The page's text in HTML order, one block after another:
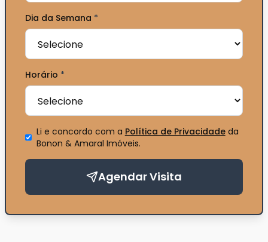
Dia da Semana *
Horário *
Li e concordo com a Política de Privacidadeda
Bonon & Amaral Imóveis.
Agendar Visita